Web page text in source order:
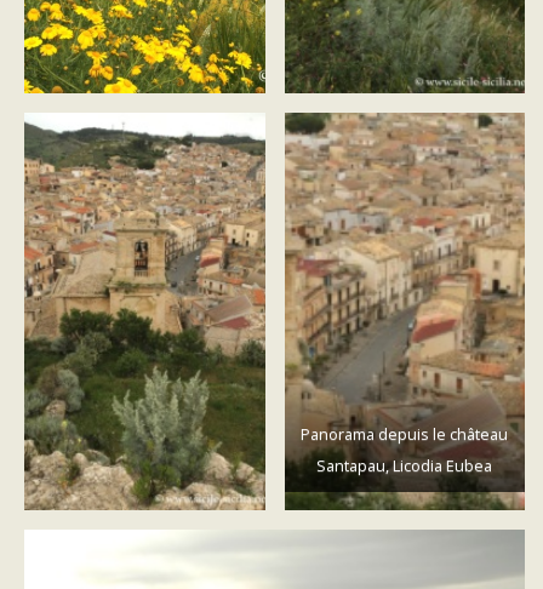
Panorama depuis le château
Santapau, Licodia Eubea